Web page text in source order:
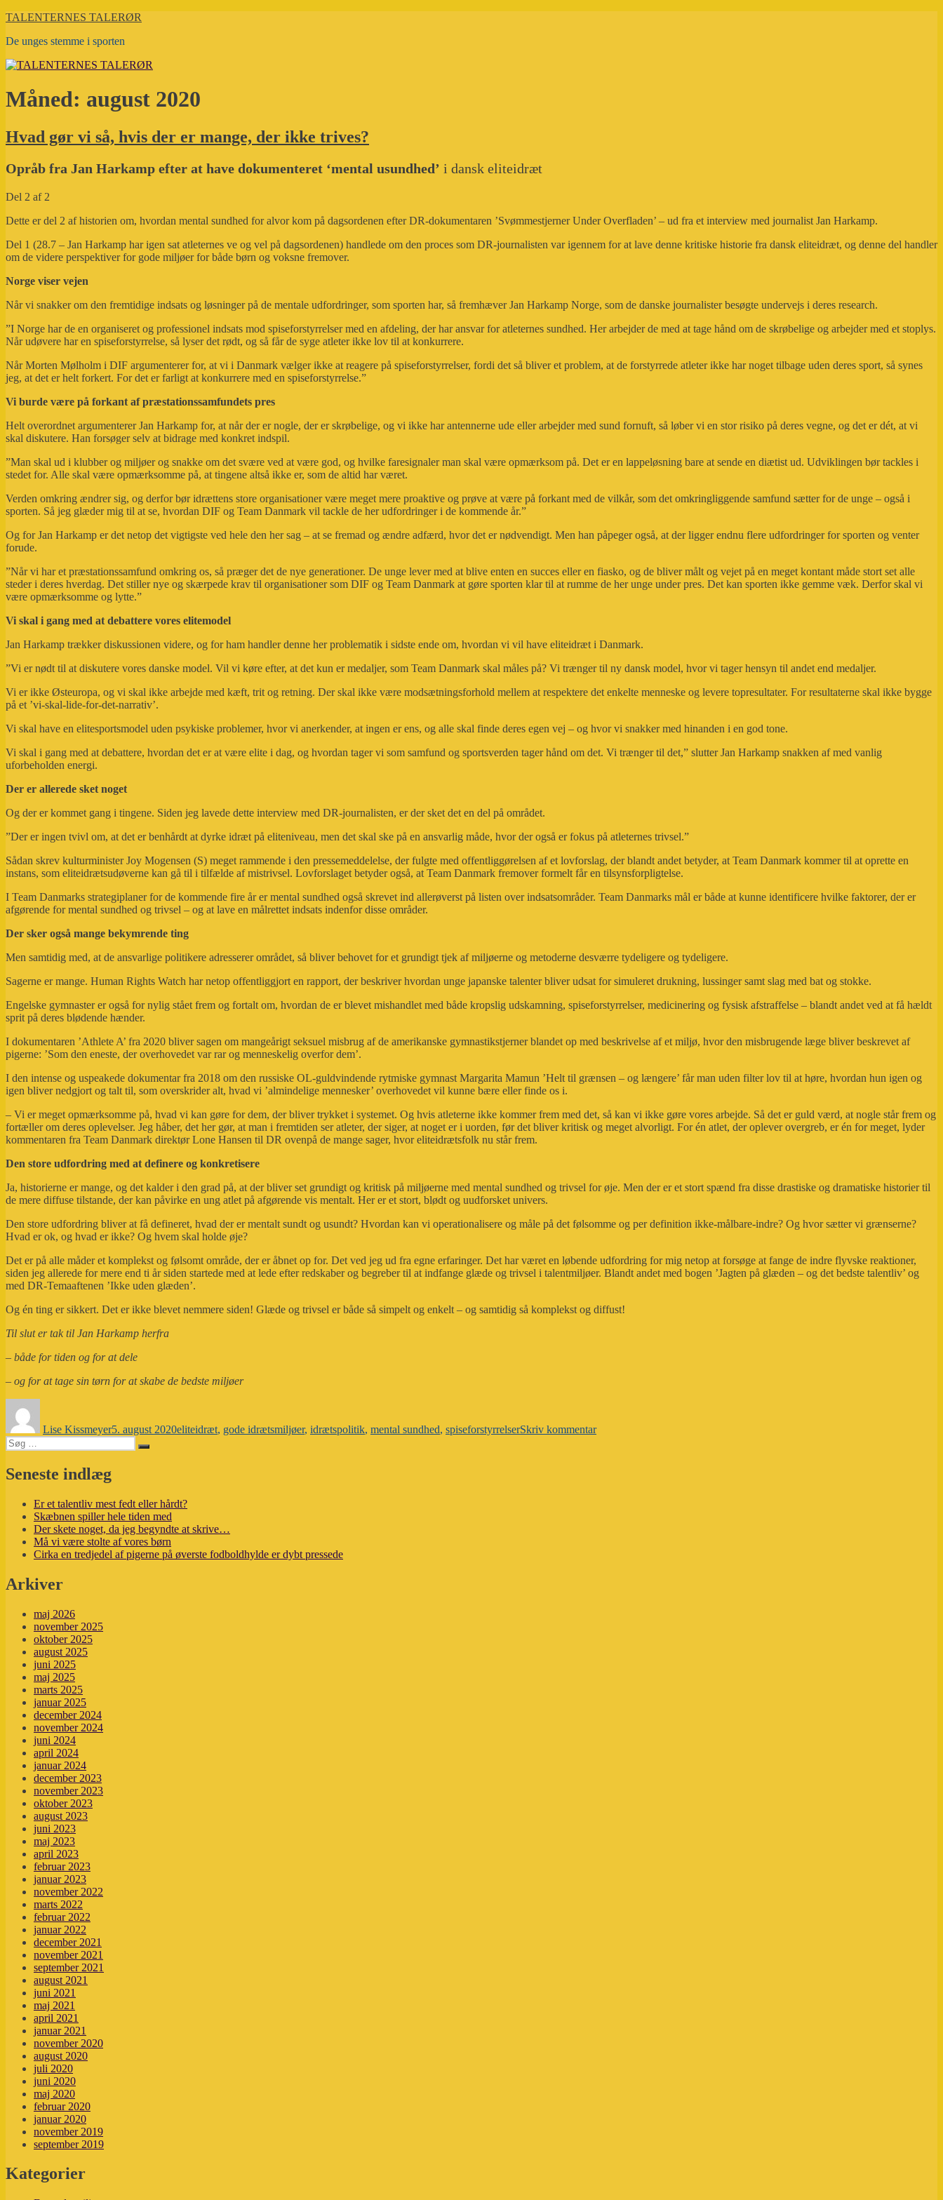
Videre
indhold
TALENTERNES TALERØR
De unges stemme i sporten
Måned: august 2020
Hvad gør vi så, hvis der er mange, der ikke trives?
Opråb fra Jan Harkamp efter at have dokumenteret ‘mental usundhed’ i dansk eliteidræt
Del 2 af 2
Dette er del 2 af historien om, hvordan mental sundhed for alvor kom på dagsordenen efter DR-dokumentaren ’Svømmestjerner Under Overfladen’ – ud fra et interview med journalist Jan Harkamp.
Del 1 (28.7 – Jan Harkamp har igen sat atleternes ve og vel på dagsordenen) handlede om den proces som DR-journalisten var igennem for at lave denne kritiske historie fra dansk eliteidræt, og denne del handler
om de videre perspektiver for gode miljøer for både børn og voksne fremover.
Norge viser vejen
Når vi snakker om den fremtidige indsats og løsninger på de mentale udfordringer, som sporten har, så fremhæver Jan Harkamp Norge, som de danske journalister besøgte undervejs i deres research.
”I Norge har de en organiseret og professionel indsats mod spiseforstyrrelser med en afdeling, der har ansvar for atleternes sundhed. Her arbejder de med at tage hånd om de skrøbelige og arbejder med et stoplys.
Når udøvere har en spiseforstyrrelse, så lyser det rødt, og så får de syge atleter ikke lov til at konkurrere.
Når Morten Mølholm i DIF argumenterer for, at vi i Danmark vælger ikke at reagere på spiseforstyrrelser, fordi det så bliver et problem, at de forstyrrede atleter ikke har noget tilbage uden deres sport, så synes
jeg, at det er helt forkert. For det er farligt at konkurrere med en spiseforstyrrelse.”
Vi burde være på forkant af præstationssamfundets pres
Helt overordnet argumenterer Jan Harkamp for, at når der er nogle, der er skrøbelige, og vi ikke har antennerne ude eller arbejder med sund fornuft, så løber vi en stor risiko på deres vegne, og det er dét, at vi
skal diskutere. Han forsøger selv at bidrage med konkret indspil.
”Man skal ud i klubber og miljøer og snakke om det svære ved at være god, og hvilke faresignaler man skal være opmærksom på. Det er en lappeløsning bare at sende en diætist ud. Udviklingen bør tackles i
stedet for. Alle skal være opmærksomme på, at tingene altså ikke er, som de altid har været.
Verden omkring ændrer sig, og derfor bør idrættens store organisationer være meget mere proaktive og prøve at være på forkant med de vilkår, som det omkringliggende samfund sætter for de unge – også i
sporten. Så jeg glæder mig til at se, hvordan DIF og Team Danmark vil tackle de her udfordringer i de kommende år.”
Og for Jan Harkamp er det netop det vigtigste ved hele den her sag – at se fremad og ændre adfærd, hvor det er nødvendigt. Men han påpeger også, at der ligger endnu flere udfordringer for sporten og venter
forude.
”Når vi har et præstationssamfund omkring os, så præger det de nye generationer. De unge lever med at blive enten en succes eller en fiasko, og de bliver målt og vejet på en meget kontant måde stort set alle
steder i deres hverdag. Det stiller nye og skærpede krav til organisationer som DIF og Team Danmark at gøre sporten klar til at rumme de her unge under pres. Det kan sporten ikke gemme væk. Derfor skal vi
være opmærksomme og lytte.”
Vi skal i gang med at debattere vores elitemodel
Jan Harkamp trækker diskussionen videre, og for ham handler denne her problematik i sidste ende om, hvordan vi vil have eliteidræt i Danmark.
”Vi er nødt til at diskutere vores danske model. Vil vi køre efter, at det kun er medaljer, som Team Danmark skal måles på? Vi trænger til ny dansk model, hvor vi tager hensyn til andet end medaljer.
Vi er ikke Østeuropa, og vi skal ikke arbejde med kæft, trit og retning. Der skal ikke være modsætningsforhold mellem at respektere det enkelte menneske og levere topresultater. For resultaterne skal ikke bygge
på et ’vi-skal-lide-for-det-narrativ’.
Vi skal have en elitesportsmodel uden psykiske problemer, hvor vi anerkender, at ingen er ens, og alle skal finde deres egen vej – og hvor vi snakker med hinanden i en god tone.
Vi skal i gang med at debattere, hvordan det er at være elite i dag, og hvordan tager vi som samfund og sportsverden tager hånd om det. Vi trænger til det,” slutter Jan Harkamp snakken af med vanlig
uforbeholden energi.
Der er allerede sket noget
Og der er kommet gang i tingene. Siden jeg lavede dette interview med DR-journalisten, er der sket det en del på området.
”Der er ingen tvivl om, at det er benhårdt at dyrke idræt på eliteniveau, men det skal ske på en ansvarlig måde, hvor der også er fokus på atleternes trivsel.”
Sådan skrev kulturminister Joy Mogensen (S) meget rammende i den pressemeddelelse, der fulgte med offentliggørelsen af et lovforslag, der blandt andet betyder, at Team Danmark kommer til at oprette en
instans, som eliteidrætsudøverne kan gå til i tilfælde af mistrivsel. Lovforslaget betyder også, at Team Danmark fremover formelt får en tilsynsforpligtelse.
I Team Danmarks strategiplaner for de kommende fire år er mental sundhed også skrevet ind allerøverst på listen over indsatsområder. Team Danmarks mål er både at kunne identificere hvilke faktorer, der er
afgørende for mental sundhed og trivsel – og at lave en målrettet indsats indenfor disse områder.
Der sker også mange bekymrende ting
Men samtidig med, at de ansvarlige politikere adresserer området, så bliver behovet for et grundigt tjek af miljøerne og metoderne desværre tydeligere og tydeligere.
Sagerne er mange. Human Rights Watch har netop offentliggjort en rapport, der beskriver hvordan unge japanske talenter bliver udsat for simuleret drukning, lussinger samt slag med bat og stokke.
Engelske gymnaster er også for nylig stået frem og fortalt om, hvordan de er blevet mishandlet med både kropslig udskamning, spiseforstyrrelser, medicinering og fysisk afstraffelse – blandt andet ved at få hældt
sprit på deres blødende hænder.
I dokumentaren ’Athlete A’ fra 2020 bliver sagen om mangeårigt seksuel misbrug af de amerikanske gymnastikstjerner blandet op med beskrivelse af et miljø, hvor den misbrugende læge bliver beskrevet af
pigerne: ’Som den eneste, der overhovedet var rar og menneskelig overfor dem’.
I den intense og uspeakede dokumentar fra 2018 om den russiske OL-guldvindende rytmiske gymnast Margarita Mamun ’Helt til grænsen – og længere’ får man uden filter lov til at høre, hvordan hun igen og
igen bliver nedgjort og talt til, som overskrider alt, hvad vi ’almindelige mennesker’ overhovedet vil kunne bære eller finde os i.
– Vi er meget opmærksomme på, hvad vi kan gøre for dem, der bliver trykket i systemet. Og hvis atleterne ikke kommer frem med det, så kan vi ikke gøre vores arbejde. Så det er guld værd, at nogle står frem og
fortæller om deres oplevelser. Jeg håber, det her gør, at man i fremtiden ser atleter, der siger, at noget er i uorden, før det bliver kritisk og meget alvorligt. For én atlet, der oplever overgreb, er én for meget, lyder
kommentaren fra Team Danmark direktør Lone Hansen til DR ovenpå de mange sager, hvor eliteidrætsfolk nu står frem.
Den store udfordring med at definere og konkretisere
Ja, historierne er mange, og det kalder i den grad på, at der bliver set grundigt og kritisk på miljøerne med mental sundhed og trivsel for øje. Men der er et stort spænd fra disse drastiske og dramatiske historier til
de mere diffuse tilstande, der kan påvirke en ung atlet på afgørende vis mentalt. Her er et stort, blødt og uudforsket univers.
Den store udfordring bliver at få defineret, hvad der er mentalt sundt og usundt? Hvordan kan vi operationalisere og måle på det følsomme og per definition ikke-målbare-indre? Og hvor sætter vi grænserne?
Hvad er ok, og hvad er ikke? Og hvem skal holde øje?
Det er på alle måder et komplekst og følsomt område, der er åbnet op for. Det ved jeg ud fra egne erfaringer. Det har været en løbende udfordring for mig netop at forsøge at fange de indre flyvske reaktioner,
siden jeg allerede for mere end ti år siden startede med at lede efter redskaber og begreber til at indfange glæde og trivsel i talentmiljøer. Blandt andet med bogen ’Jagten på glæden – og det bedste talentliv’ og
med DR-Temaaftenen ’Ikke uden glæden’.
Og én ting er sikkert. Det er ikke blevet nemmere siden! Glæde og trivsel er både så simpelt og enkelt – og samtidig så komplekst og diffust!
Til slut er tak til Jan Harkamp herfra
– både for tiden og for at dele
– og for at tage sin tørn for at skabe de bedste miljøer
Lise Kissmeyer5. august 2020eliteidræt, gode idrætsmiljøer, idrætspolitik, mental sundhed, spiseforstyrrelserSkriv kommentargør
Søg
efter:
Søg
Seneste indlæg
Er et talentliv mest fedt eller hårdt?
Skæbnen spiller hele tiden med
Der skete noget, da jeg begyndte at skrive…
Må vi være stolte af vores børn
Cirka en tredjedel af pigerne på øverste fodboldhylde er dybt pressede
Arkiver
maj 2026
november 2025
oktober 2025
august 2025
juni 2025
maj 2025
marts 2025
januar 2025
december 2024
november 2024
juni 2024
april 2024
januar 2024
december 2023
november 2023
oktober 2023
august 2023
juni 2023
maj 2023
april 2023
februar 2023
januar 2023
november 2022
marts 2022
februar 2022
januar 2022
december 2021
november 2021
september 2021
august 2021
juni 2021
maj 2021
april 2021
januar 2021
november 2020
august 2020
juli 2020
juni 2020
maj 2020
februar 2020
januar 2020
november 2019
september 2019
Kategorier